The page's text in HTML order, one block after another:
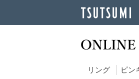
リング ピン